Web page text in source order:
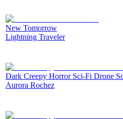
New Tomorrow
Lightning Traveler
Dark Creepy Horror Sci-Fi Drone
Aurora Rochez